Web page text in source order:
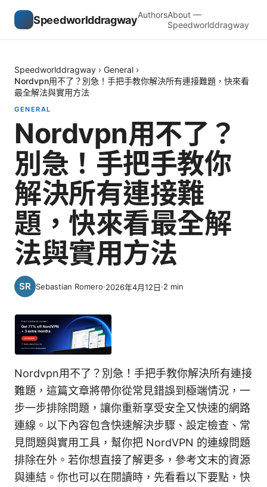
SpeedworlddragwayAuthorsAbout —
Speedworlddragway
Speedworlddragway › General ›
Nordvpn用不了？別急！手把手教你解決所有連接難題，快來看
最全解法與實用方法
GENERAL
Nordvpn用不了？
別急！手把手教你
解決所有連接難
題，快來看最全解
法與實用方法
Sebastian Romero·2026年4月12日·2 min
Nordvpn用不了？別急！手把手教你解決所有連接
難題，這篇文章將帶你從常見錯誤到極端情況，一
步一步排除問題，讓你重新享受安全又快速的網路
連線。以下內容包含快速解決步驟、設定檢查、常
見問題與實用工具，幫你把 NordVPN 的連線問題
排除在外。若你想直接了解更多，參考文末的資源
與連結。你也可以在閱讀時，先看看以下要點，快